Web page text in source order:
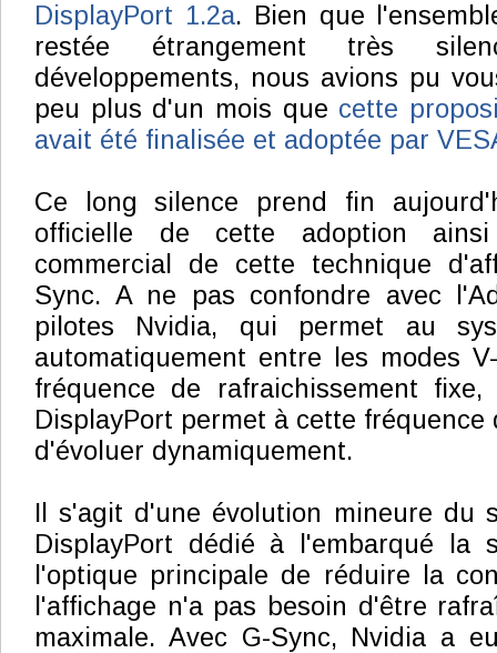
DisplayPort 1.2a. Bien que
restée étrangement très
développements, nous avions pu
peu plus d'un mois que cette
avait été finalisée et adoptée par
Ce long silence prend fin
officielle de cette adoption
commercial de cette technique
Sync. A ne pas confondre avec
pilotes Nvidia, qui permet au
automatiquement entre les modes
fréquence de rafraichissement
DisplayPort permet à cette
d'évoluer dynamiquement.
Il s'agit d'une évolution mineure du
DisplayPort dédié à l'embarqué la
l'optique principale de réduire la
l'affichage n'a pas besoin d'être
maximale. Avec G-Sync, Nvidia a